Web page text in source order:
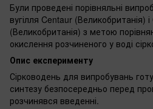
Були проведені порівняльні
вугілля Centaur (Великобританія)
(Великобританія) з метою
окислення розчиненого у воді
Опис експерименту
Сірководень для випробувань
синтезу безпосередньо перед
розчинявся введенні.